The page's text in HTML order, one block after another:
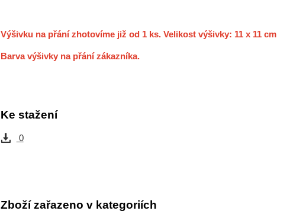
Výšivku na přání zhotovíme již od 1 ks. Velikost výšivky: 11 x 11 cm
Barva výšivky na přání zákazníka.
Ke stažení
0
Zboží zařazeno v kategoriích